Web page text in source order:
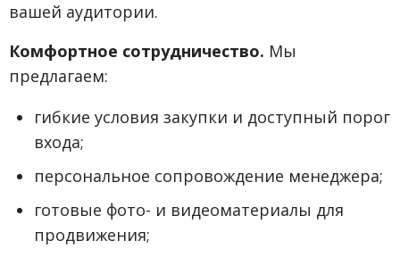
вашей аудитории.
Комфортное сотрудничество. Мы
предлагаем:
гибкие условия закупки и доступный порог
входа;
персональное сопровождение менеджера;
готовые фото- и видеоматериалы для
продвижения;